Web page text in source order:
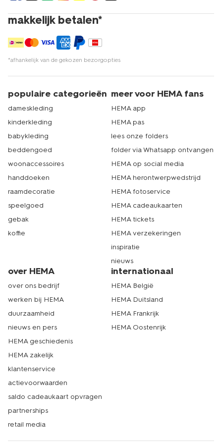
thuisbezorgen. Dat is echt HEMA.
makkelijk betalen*
*afhankelijk van de gekozen bezorgopties
populaire categorieën
dameskleding
kinderkleding
babykleding
beddengoed
woonaccessoires
handdoeken
raamdecoratie
speelgoed
gebak
koffie
meer voor HEMA fans
HEMA app
HEMA pas
lees onze folders
folder via Whatsapp ontvangen
HEMA op social media
HEMA herontwerpwedstrijd
HEMA fotoservice
HEMA cadeaukaarten
HEMA tickets
HEMA verzekeringen
inspiratie
nieuws
over HEMA
over ons bedrijf
werken bij HEMA
duurzaamheid
nieuws en pers
HEMA geschiedenis
HEMA zakelijk
klantenservice
actievoorwaarden
saldo cadeaukaart opvragen
partnerships
retail media
internationaal
HEMA België
HEMA Duitsland
HEMA Frankrijk
HEMA Oostenrijk